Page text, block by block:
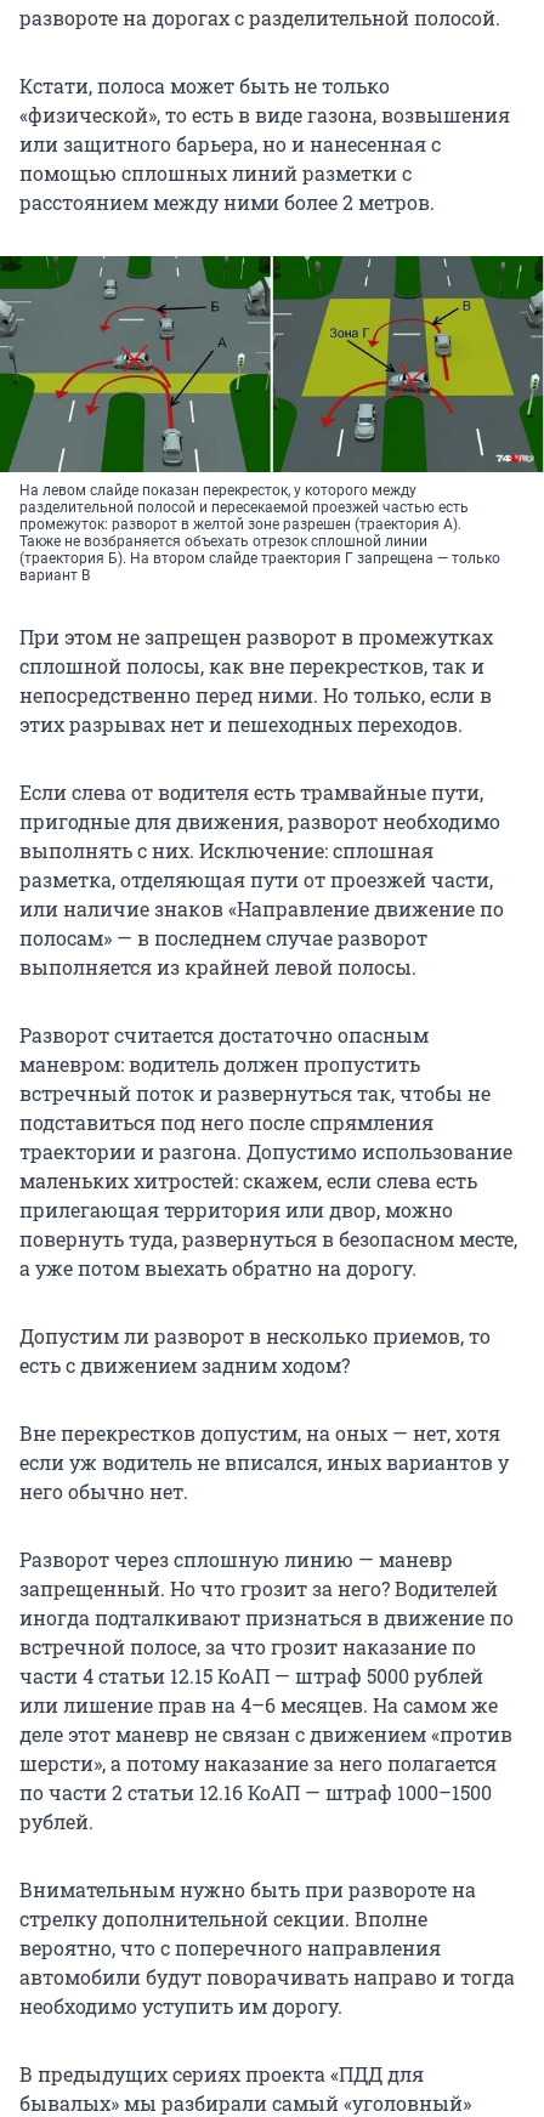
развороте на дорогах с разделительной полосой.
Кстати, полоса может быть не только
«физической», то есть в виде газона, возвышения
или защитного барьера, но и нанесенная с
помощью сплошных линий разметки с
расстоянием между ними более 2 метров.
На левом слайде показан перекресток, у которого между
разделительной полосой и пересекаемой проезжей частью есть
промежуток: разворот в желтой зоне разрешен (траектория А).
Также не возбраняется объехать отрезок сплошной линии
(траектория Б). На втором слайде траектория Г запрещена — только
вариант В
При этом не запрещен разворот в промежутках
сплошной полосы, как вне перекрестков, так и
непосредственно перед ними. Но только, если в
этих разрывах нет и пешеходных переходов.
Если слева от водителя есть трамвайные пути,
пригодные для движения, разворот необходимо
выполнять с них. Исключение: сплошная
разметка, отделяющая пути от проезжей части,
или наличие знаков «Направление движение по
полосам» — в последнем случае разворот
выполняется из крайней левой полосы.
Разворот считается достаточно опасным
маневром: водитель должен пропустить
встречный поток и развернуться так, чтобы не
подставиться под него после спрямления
траектории и разгона. Допустимо использование
маленьких хитростей: скажем, если слева есть
прилегающая территория или двор, можно
повернуть туда, развернуться в безопасном месте,
а уже потом выехать обратно на дорогу.
Допустим ли разворот в несколько приемов, то
есть с движением задним ходом?
Вне перекрестков допустим, на оных — нет, хотя
если уж водитель не вписался, иных вариантов у
него обычно нет.
Разворот через сплошную линию — маневр
запрещенный. Но что грозит за него? Водителей
иногда подталкивают признаться в движение по
встречной полосе, за что грозит наказание по
части 4 статьи 12.15 КоАП — штраф 5000 рублей
или лишение прав на 4–6 месяцев. На самом же
деле этот маневр не связан с движением «против
шерсти», а потому наказание за него полагается
по части 2 статьи 12.16 КоАП — штраф 1000–1500
рублей.
Внимательным нужно быть при развороте на
стрелку дополнительной секции. Вполне
вероятно, что с поперечного направления
автомобили будут поворачивать направо и тогда
необходимо уступить им дорогу.
В предыдущих сериях проекта «ПДД для
бывалых» мы разбирали самый «уголовный»